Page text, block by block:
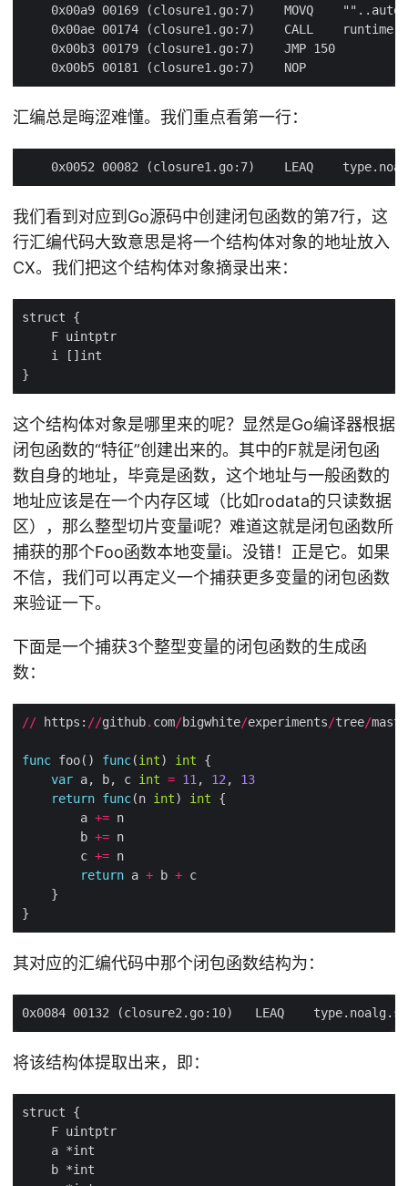
汇编总是晦涩难懂。我们重点看第一行：
我们看到对应到Go源码中创建闭包函数的第7行，这
行汇编代码大致意思是将一个结构体对象的地址放入
CX。我们把这个结构体对象摘录出来：
这个结构体对象是哪里来的呢？显然是Go编译器根据
闭包函数的“特征”创建出来的。其中的F就是闭包函
数自身的地址，毕竟是函数，这个地址与一般函数的
地址应该是在一个内存区域（比如rodata的只读数据
区），那么整型切片变量i呢？难道这就是闭包函数所
捕获的那个Foo函数本地变量i。没错！正是它。如果
不信，我们可以再定义一个捕获更多变量的闭包函数
来验证一下。
下面是一个捕获3个整型变量的闭包函数的生成函
数：
// https: //github. com/bigwhite/experiments/tree/
func foo() func(int) int
var a, b, c int = 11 , 12 , 13
return func(n int) int
        a
+=
        b
+=
        c
+=
return a + b +
其对应的汇编代码中那个闭包函数结构为：
将该结构体提取出来，即：